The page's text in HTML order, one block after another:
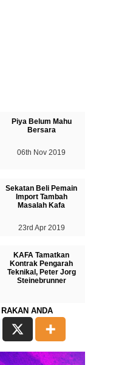
Piya Belum Mahu
Bersara
06th Nov 2019
Sekatan Beli Pemain
Import Tambah
Masalah Kafa
23rd Apr 2019
KAFA Tamatkan
Kontrak Pengarah
Teknikal, Peter Jorg
Steinebrunner
ANDA